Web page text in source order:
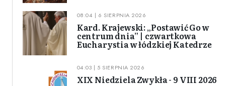
08:04 | 6 SIERPNIA 2026
Kard. Krajewski: „Postawić Go w
centrum dnia” | czwartkowa
Eucharystia w łódzkiej Katedrze
04:03 | 5 SIERPNIA 2026
XIX Niedziela Zwykła - 9 VIII 2026